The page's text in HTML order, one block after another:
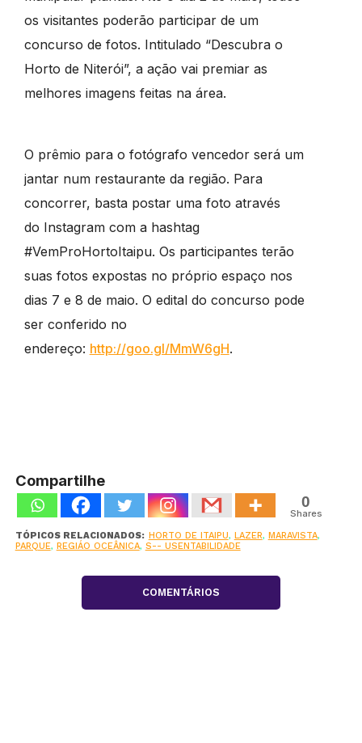
os visitantes poderão participar de um
concurso de fotos. Intitulado “Descubra o
Horto de Niterói”, a ação vai premiar as
melhores imagens feitas na área.
O prêmio para o fotógrafo vencedor será um
jantar num restaurante da região. Para
concorrer, basta postar uma foto através
do Instagram com a hashtag
#VemProHortoItaipu. Os participantes terão
suas fotos expostas no próprio espaço nos
dias 7 e 8 de maio. O edital do concurso pode
ser conferido no
endereço: http://goo.gl/MmW6gH.
Compartilhe
0
Shares
TÓPICOS RELACIONADOS: HORTO DE ITAIPU, LAZER, MARAVISTA,
PARQUE, REGIÁO OCEÂNICA, S-- USENTABILIDADE
COMENTÁRIOS